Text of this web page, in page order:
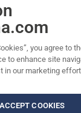
og trykfejl samt
så nøjagtige
muligt. Alle
(inkl.
you agree to
to enhance site
in our marketing
ACCEPT COOKIES